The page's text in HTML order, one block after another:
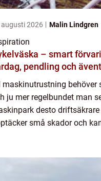
2026 Malin Lindgren
– smart
pendling och
maskinutrustning behöver
ju mer regelbundet man
desto
små skador och